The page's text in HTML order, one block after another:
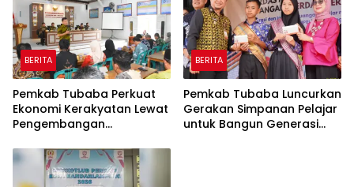
BERITA
Pemkab Tubaba Perkuat
Ekonomi Kerakyatan Lewat
Pengembangan
Penyaluran KUR
BERITA
Pemkab Tubaba Luncurkan
Gerakan Simpanan Pelajar
untuk Bangun Generasi